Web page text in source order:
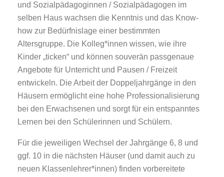
und Sozialpädagoginnen / Sozialpädagogen im
selben Haus wachsen die Kenntnis und das Know-
how zur Bedürfnislage einer bestimmten
Altersgruppe. Die Kolleg*innen wissen, wie ihre
Kinder „ticken“ und können souverän passgenaue
Angebote für Unterricht und Pausen / Freizeit
entwickeln. Die Arbeit der Doppeljahrgänge in den
Häusern ermöglicht eine hohe Professionalisierung
bei den Erwachsenen und sorgt für ein entspanntes
Lernen bei den Schülerinnen und Schülern.
Für die jeweiligen Wechsel der Jahrgänge 6, 8 und
ggf. 10 in die nächsten Häuser (und damit auch zu
neuen Klassenlehrer*innen) finden vorbereitete